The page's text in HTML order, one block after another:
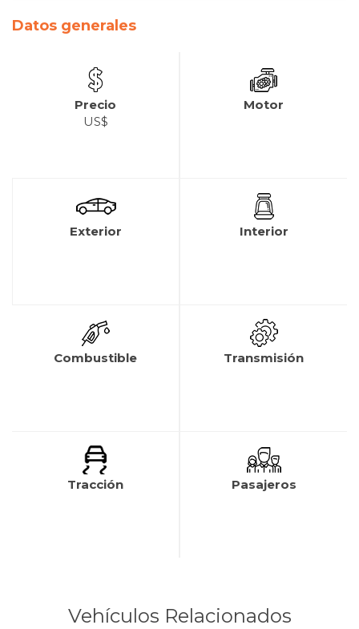
Datos generales
Precio
US$
Motor
Exterior Interior
Combustible Transmisión
Tracción Pasajeros
Vehículos Relacionados